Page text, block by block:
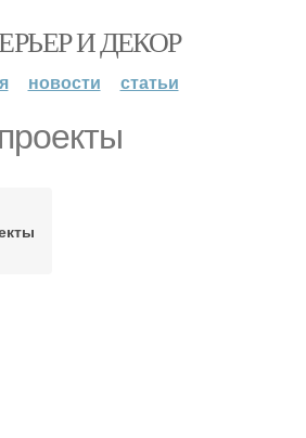
И ДЕКОР
новости статьи